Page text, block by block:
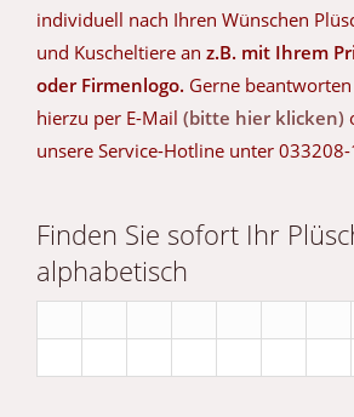
individuell nach Ihren Wünschen
und Kuscheltiere an z.B. mit Ihrem
oder Firmenlogo. Gerne
hierzu per E-Mail (bitte hier klicken)
unsere Service-Hotline unter
Finden Sie sofort Ihr
alphabetisch